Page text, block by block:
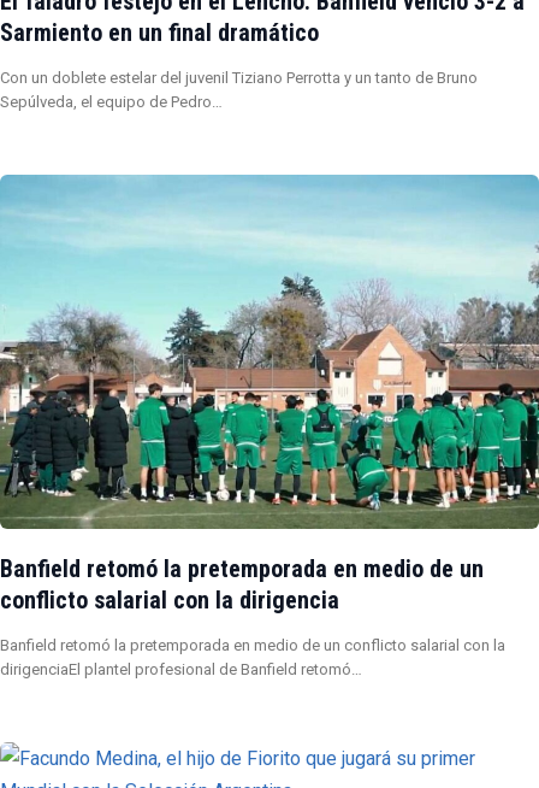
Sarmiento en un final dramático
Con un doblete estelar del juvenil Tiziano Perrotta y un tanto de Bruno
Sepúlveda, el equipo de Pedro…
Banfield retomó la pretemporada en medio de un
conflicto salarial con la dirigencia
Banfield retomó la pretemporada en medio de un conflicto salarial con la
dirigenciaEl plantel profesional de Banfield retomó…